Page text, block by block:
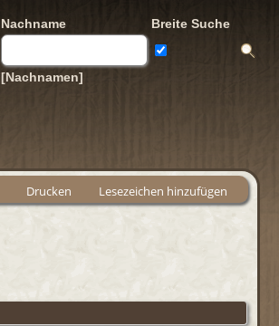
Nachname Breite Suche
[Nachnamen]
Drucken Lesezeichen hinzufügen